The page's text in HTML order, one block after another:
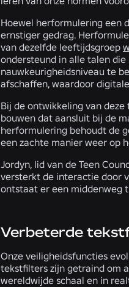
Hoewel herformulering een
ernstiger gedrag.
van dezelfde leeftijdsgroep
ondersteund in alle talen
nauwkeurigheidsniveau te
afschaffen, waardoor
Bij de ontwikkeling van
bouwen dat aansluit bij de
herformulering behoudt de
een zachte manier weer op
Jordyn, lid van de Teen
versterkt de interactie door
ontstaat er een middenweg
Verbeterde
Onze veiligheidsfuncties
tekstfilters zijn getraind om
wereldwijde schaal en in